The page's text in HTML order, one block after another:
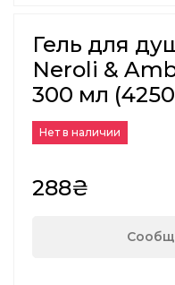
Гель для
Neroli &
300 мл
Нет в наличии
288₴